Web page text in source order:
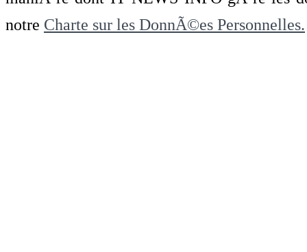
notre Charte sur les DonnÃ©es Personnelles.